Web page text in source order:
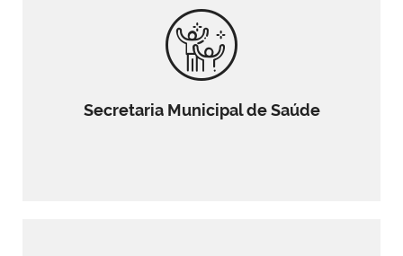
Secretaria Municipal de Saúde